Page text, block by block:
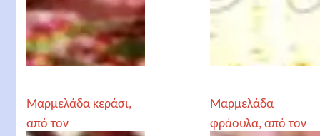
Μαρμελάδα κεράσι,
από τον
Μαρμελάδα
φράουλα, από τον